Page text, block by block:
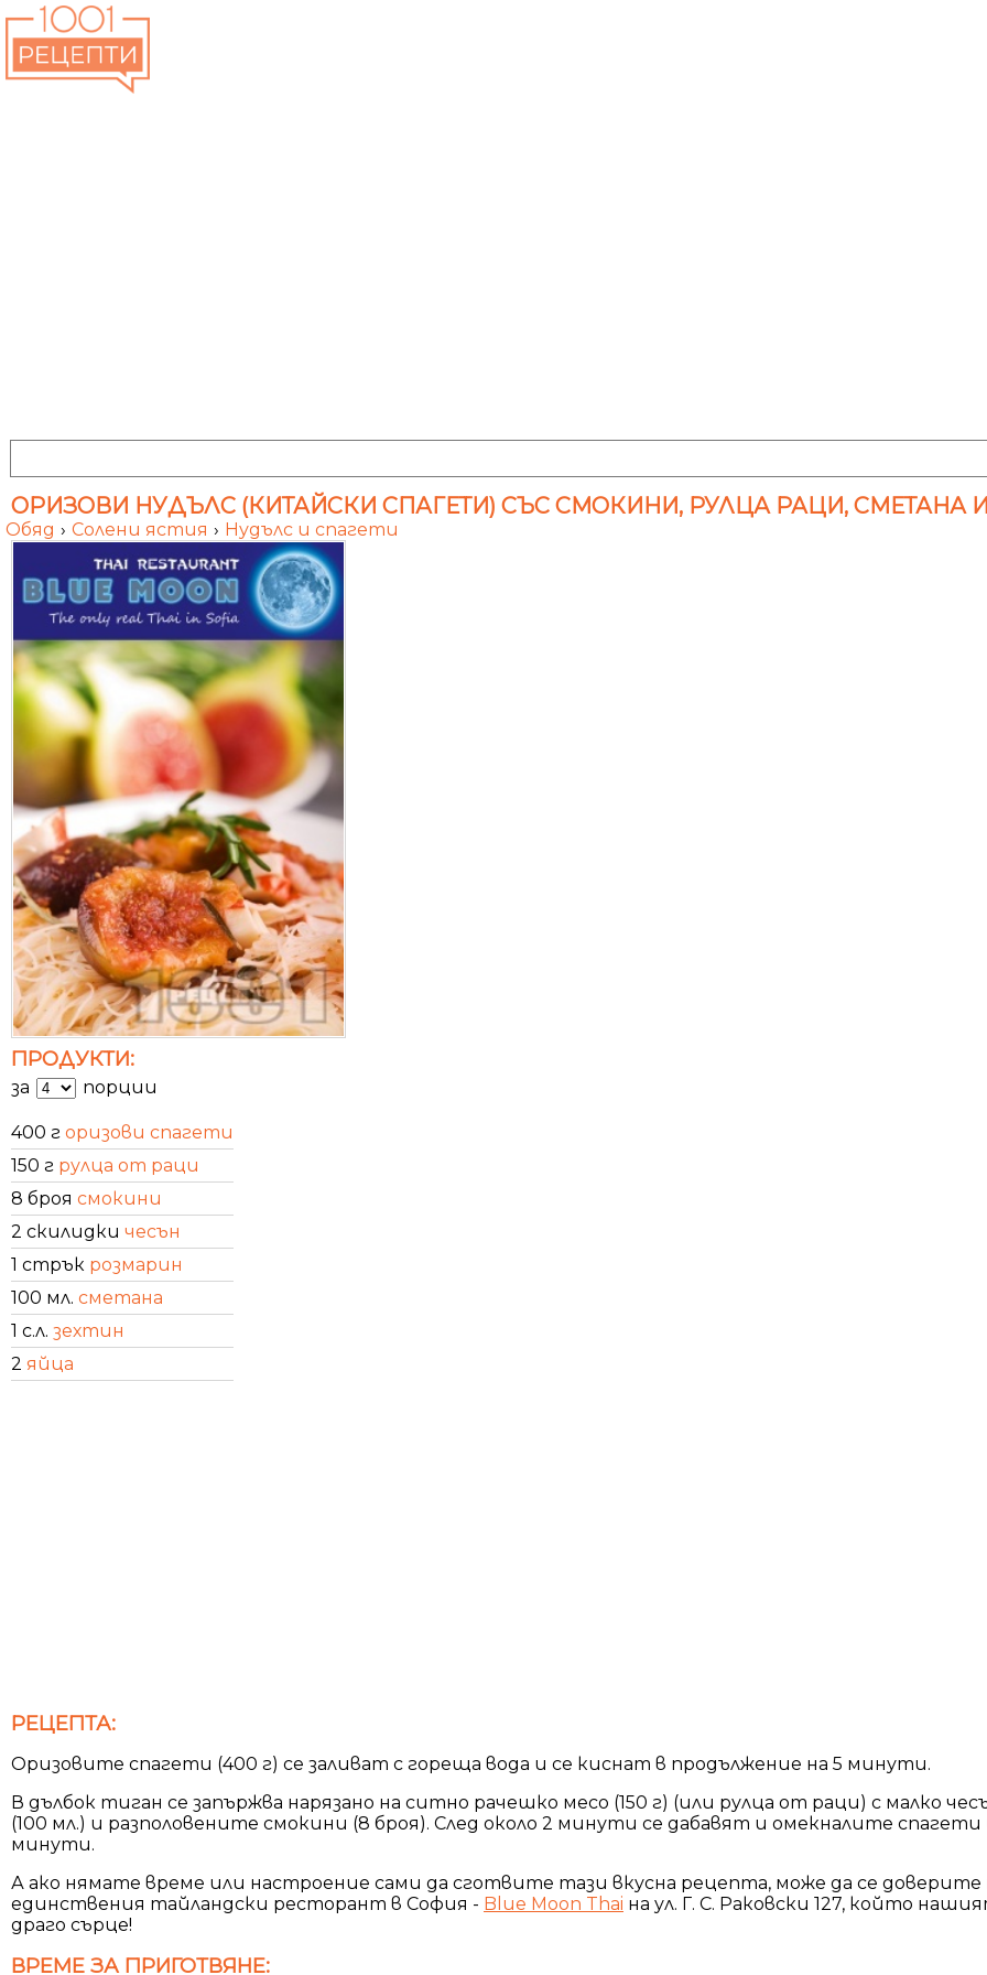
ОРИЗОВИ НУДЪЛС (КИТАЙСКИ СПАГЕТИ) СЪС СМОКИНИ, РУЛЦА РАЦИ, СМЕТАНА
Обяд › Солени ястия › Нудълс и спагети
ПРОДУКТИ:
за порции
400 г оризови спагети
150 г рулца от раци
8 броя смокини
2 скилидки чесън
1 стрък розмарин
100 мл. сметана
1 с.л. зехтин
2 яйца
РЕЦЕПТА:
Оризовите спагети (400 г) се заливат с гореща вода и се киснат в продължение на 5 минути.
В дълбок тиган се запържва нарязано на ситно рачешко месо (150 г) (или рулца от раци) с малко
(100 мл.) и разполовените смокини (8 броя). След около 2 минути се дабавят и омекналите
минути.
А ако нямате време или настроение сами да сготвите тази вкусна рецепта, може да се
единствения тайландски ресторант в София - Blue Moon Thai на ул. Г. С. Раковски 127, който
драго сърце!
ВРЕМЕ ЗА ПРИГОТВЯНЕ: